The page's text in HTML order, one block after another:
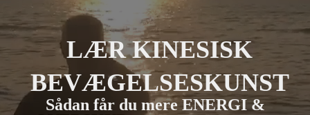
LÆR KINESISK
BEVÆGELSESKUNST
Sådan får du mere ENERGI &